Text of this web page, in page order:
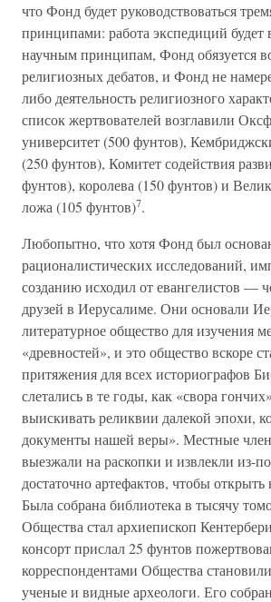
что Фонд будет руководствоваться
принципами: работа экспедиций будет
научным принципам, Фонд обязуется
религиозных дебатов, и Фонд не
либо деятельность религиозного
список жертвователей возглавили
университет (500 фунтов),
(250 фунтов), Комитет содействия
фунтов), королева (150 фунтов) и
ложа (105 фунтов)7.
Любопытно, что хотя Фонд был
рационалистических исследований,
созданию исходил от евангелистов —
друзей в Иерусалиме. Они основали
литературное общество для изучения
«древностей», и это общество вскоре
притяжения для всех историографов
слетались в те годы, как «свора
выискивать реликвии далекой эпохи,
документы нашей веры». Местные
выезжали на раскопки и извлекли из-
достаточно артефактов, чтобы
Была собрана библиотека в тысячу
Общества стал архиепископ
консорт прислал 25 фунтов
корреспондентами Общества
ученые и видные археологи. Его